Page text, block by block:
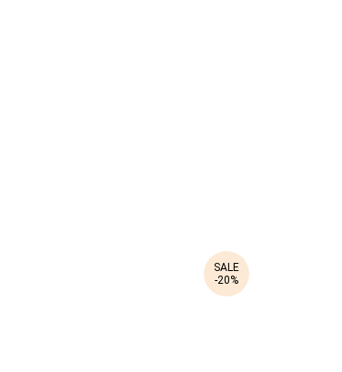
SALE
-20%